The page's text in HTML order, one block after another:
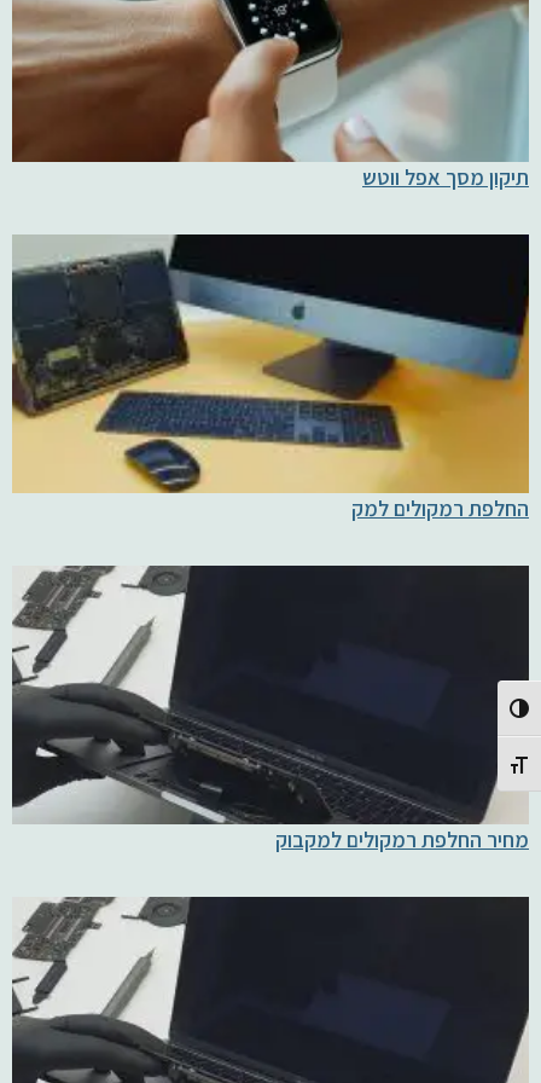
Toggle High Contrast
Toggle Font size
תיקון מסך אפל ווטש
החלפת רמקולים למק
מחיר החלפת רמקולים למקבוק